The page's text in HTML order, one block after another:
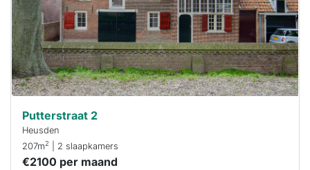
reageren.
Stekkies helpt
je hierbij!
Putterstraat 2
Heusden
207m2 | 2 slaapkamers
€2100 per maand